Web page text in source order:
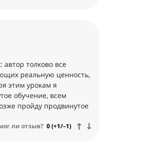
толково все
реальную ценность,
этим урокам я
обучение, всем
пройду продвинутое
ли отзыв? 0 (+1/–1)